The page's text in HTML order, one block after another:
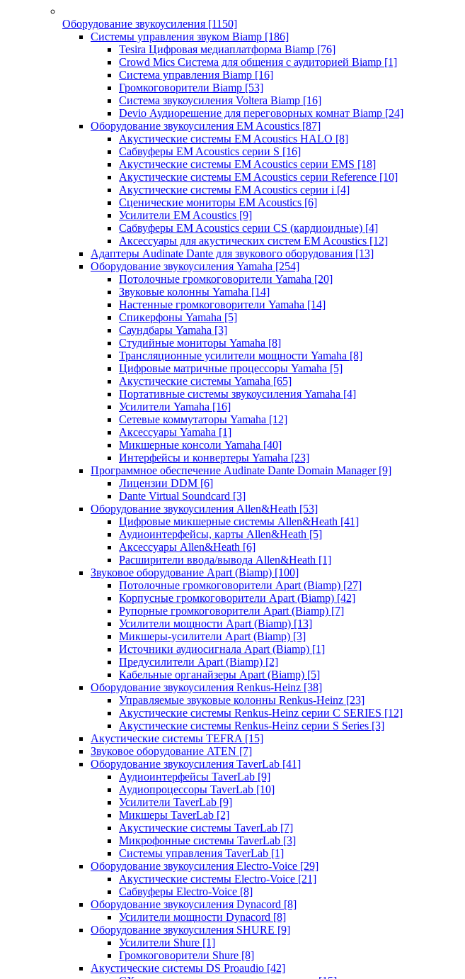
Оборудование звукоусиления [1150]
Системы управления звуком Biamp [186]
Tesira Цифровая медиаплатформа Biamp [76]
Crowd Mics Система для общения с аудиторией Biamp [1]
Система управления Biamp [16]
Громкоговорители Biamp [53]
Система звукоусиления Voltera Biamp [16]
Devio Аудиорешение для переговорных комнат Biamp [24]
Оборудование звукоусиления EM Acoustics [87]
Акустические системы EM Acoustics HALO [8]
Сабвуферы EM Acoustics серии S [16]
Акустические системы EM Acoustics серии EMS [18]
Акустические системы EM Acoustics серии Reference [10]
Акустические системы EM Acoustics серии i [4]
Сценические мониторы EM Acoustics [6]
Усилители EM Acoustics [9]
Сабвуферы EM Acoustics серии CS (кардиоидные) [4]
Аксессуары для акустических систем EM Acoustics [12]
Адаптеры Audinate Dante для звукового оборудования [13]
Оборудование звукоусиления Yamaha [254]
Потолочные громкоговорители Yamaha [20]
Звуковые колонны Yamaha [14]
Настенные громкоговорители Yamaha [14]
Спикерфоны Yamaha [5]
Саундбары Yamaha [3]
Студийные мониторы Yamaha [8]
Трансляционные усилители мощности Yamaha [8]
Цифровые матричные процессоры Yamaha [5]
Акустические системы Yamaha [65]
Портативные системы звукоусиления Yamaha [4]
Усилители Yamaha [16]
Сетевые коммутаторы Yamaha [12]
Аксессуары Yamaha [1]
Микшерные консоли Yamaha [40]
Интерфейсы и конвертеры Yamaha [23]
Программное обеспечение Audinate Dante Domain Manager [9]
Лицензии DDM [6]
Dante Virtual Soundcard [3]
Оборудование звукоусиления Allen&Heath [53]
Цифровые микшерные системы Allen&Heath [41]
Аудиоинтерфейсы, карты Allen&Heath [5]
Аксессуары Allen&Heath [6]
Расширители ввода/вывода Allen&Heath [1]
Звуковое оборудование Apart (Biamp) [100]
Потолочные громкоговорители Apart (Biamp) [27]
Корпусные громкоговорители Apart (Biamp) [42]
Рупорные громкоговорители Apart (Biamp) [7]
Усилители мощности Apart (Biamp) [13]
Микшеры-усилители Apart (Biamp) [3]
Источники аудиосигнала Apart (Biamp) [1]
Предусилители Apart (Biamp) [2]
Кабельные органайзеры Apart (Biamp) [5]
Оборудование звукоусиления Renkus-Heinz [38]
Управляемые звуковые колонны Renkus-Heinz [23]
Акустические системы Renkus-Heinz серии C SERIES [12]
Акустические системы Renkus-Heinz серии S Series [3]
Акустические системы TEFRA [15]
Звуковое оборудование ATEN [7]
Оборудование звукоусиления TaverLab [41]
Аудиоинтерфейсы TaverLab [9]
Аудиопроцессоры TaverLab [10]
Усилители TaverLab [9]
Микшеры TaverLab [2]
Акустические системы TaverLab [7]
Микрофонные системы TaverLab [3]
Системы управления TaverLab [1]
Оборудование звукоусиления Electro-Voice [29]
Акустические системы Electro-Voice [21]
Сабвуферы Electro-Voice [8]
Оборудование звукоусиления Dynacord [8]
Усилители мощности Dynacord [8]
Оборудование звукоусиления SHURE [9]
Усилители Shure [1]
Громкоговорители Shure [8]
Акустические системы DS Proaudio [42]